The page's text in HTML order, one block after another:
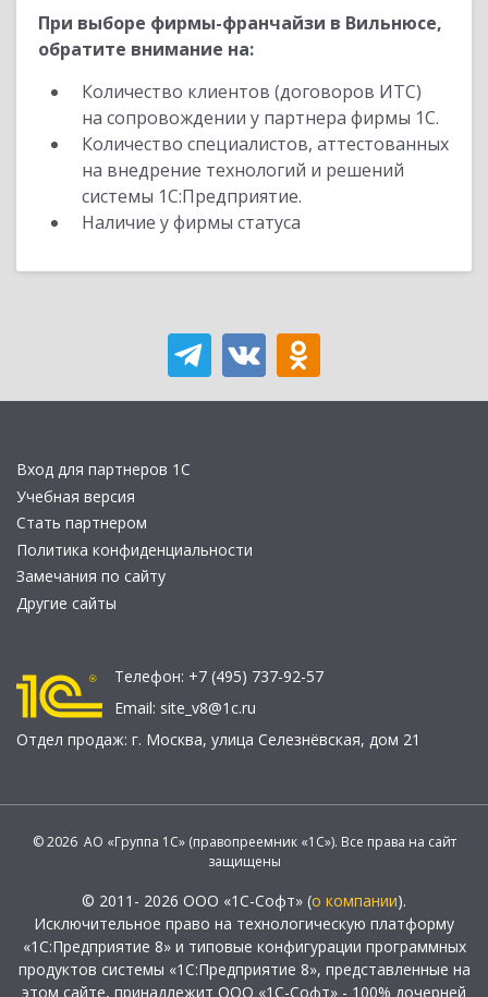
При выборе фирмы-франчайзи в Вильнюсе,
обратите внимание на:
Количество клиентов (договоров ИТС)
на сопровождении у партнера фирмы 1С.
Количество специалистов, аттестованных
на внедрение технологий и решений
системы 1С:Предприятие.
Наличие у фирмы статуса
Вход для партнеров 1С
Учебная версия
Стать партнером
Политика конфиденциальности
Замечания по сайту
Другие сайты
Телефон: +7 (495) 737-92-57
Email: site_v8@1c.ru
Отдел продаж: г. Москва, улица Селезнёвская, дом 21
© 2026 АО «Группа 1С» (правопреемник «1С»). Все права на сайт
защищены
© 2011- 2026 ООО «1С-Софт» (о компании).
Исключительное право на технологическую платформу
«1С:Предприятие 8» и типовые конфигурации программных
продуктов системы «1С:Предприятие 8», представленные на
этом сайте, принадлежит ООО «1С-Софт» - 100% дочерней